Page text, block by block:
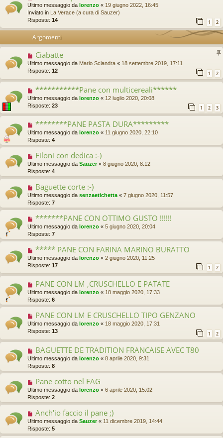
Ultimo messaggio da lorenzo « 19 giugno 2022, 16:45
Inviato in La Verace (a cura di Sauzer)
Risposte: 14 1 2
Argomenti
Ciabatte
Ultimo messaggio da Mario Sciandra « 18 settembre 2019, 17:11
Risposte: 12 1 2
***********Pane con multicereali******
Ultimo messaggio da lorenzo « 12 luglio 2020, 20:08
Risposte: 23 1 2 3
********PANE PASTA DURA*********
Ultimo messaggio da lorenzo « 11 giugno 2020, 22:10
Risposte: 4
Filoni con dedica :-)
Ultimo messaggio da Sauzer« 8 giugno 2020, 8:12
Risposte: 4
Baguette corte :-)
Ultimo messaggio da senzaetichetta « 7 giugno 2020, 11:57
Risposte: 7
*******PANE CON OTTIMO GUSTO !!!!!!
Ultimo messaggio da lorenzo « 5 giugno 2020, 20:04
Risposte: 7
***** PANE CON FARINA MARINO BURATTO
Ultimo messaggio da lorenzo « 2 giugno 2020, 11:25
Risposte: 17 1 2
PANE CON LM ,CRUSCHELLO E PATATE
Ultimo messaggio da lorenzo « 18 maggio 2020, 17:33
Risposte: 6
PANE CON LM E CRUSCHELLO TIPO GENZANO
Ultimo messaggio da lorenzo « 18 maggio 2020, 17:31
Risposte: 13 1 2
BAGUETTE DE TRADITION FRANCAISE AVEC T80
Ultimo messaggio da lorenzo « 8 aprile 2020, 9:31
Risposte: 8
Pane cotto nel FAG
Ultimo messaggio da lorenzo « 6 aprile 2020, 15:02
Risposte: 2
Anch'io faccio il pane ;)
Ultimo messaggio da Sauzer« 11 dicembre 2019, 14:44
Risposte: 5